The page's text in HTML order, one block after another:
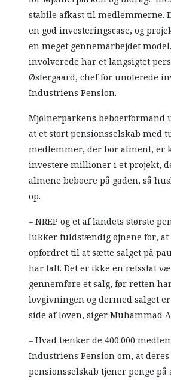
stabile afkast til medlemmerne.
en god investeringscase, og
en meget gennemarbejdet
involverede har et langsigtet
Østergaard, chef for unoterede
Industriens Pension.
Mjølnerparkens beboerformand
at et stort pensionsselskab med
medlemmer, der bor alment, er
investere millioner i et projekt,
almene beboere på gaden, så
op.
– NREP og et af landets største
lukker fuldstændig øjnene for, at
opfordret til at sætte salget på
har talt. Det er ikke en retsstat
gennemføre et salg, før retten
lovgivningen og dermed salget
side af loven, siger Muhammad
– Hvad tænker de 400.000
Industriens Pension om, at deres
pensionsselskab tjener penge